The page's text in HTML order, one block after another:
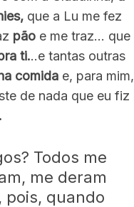
que a Lu me fez
pãoe me traz… que
ti...e tantas outras
comida e, para mim,
de nada que eu fiz
Todos me
me deram
pois, quando